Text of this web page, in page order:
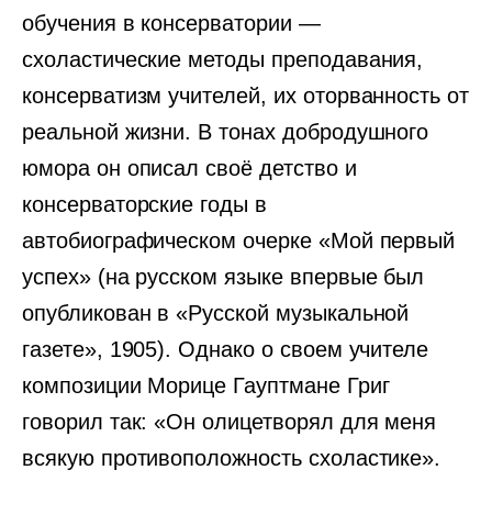
обучения в консерватории —
схоластические методы преподавания,
консерватизм учителей, их оторванность от
реальной жизни. В тонах добродушного
юмора он описал своё детство и
консерваторские годы в
автобиографическом очерке «Мой первый
успех» (на русском языке впервые был
опубликован в «Русской музыкальной
газете», 1905). Однако о своем учителе
композиции Морице Гауптмане Григ
говорил так: «Он олицетворял для меня
всякую противоположность схоластике».